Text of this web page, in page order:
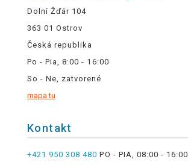
Dolní Žďár 104
363 01 Ostrov
Česká republika
Po - Pia, 8:00 - 16:00
So - Ne, zatvorené
mapa tu
Kontakt
+421 950 308 480 PO - PIA, 08:00 - 16:00